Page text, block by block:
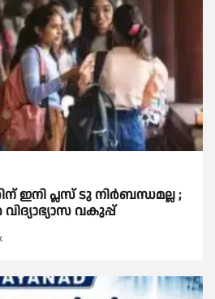
ഇനി പ്ലസ് ടു നിര്‍ബന്ധമല്ല ;
വകുപ്പ്